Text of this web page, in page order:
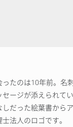
たのは10年前。
ージが添えられ
だった絵葉書か
法人のロゴです。